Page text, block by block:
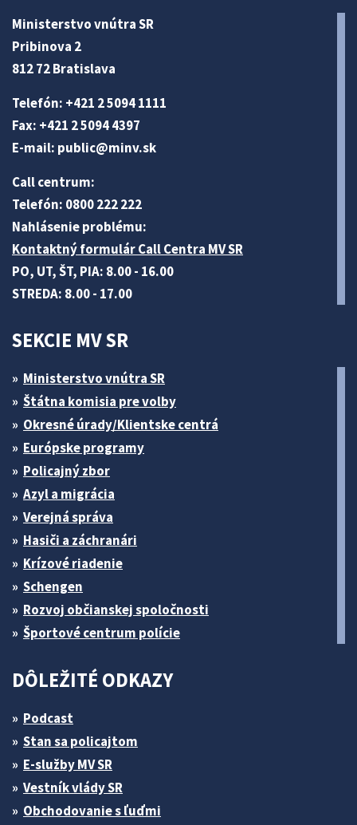
Ministerstvo vnútra SR
Pribinova 2
812 72 Bratislava
Telefón: +421 2 5094 1111
Fax: +421 2 5094 4397
E-mail: public@minv.sk
Call centrum:
Telefón: 0800 222 222
Nahlásenie problému:
Kontaktný formulár Call Centra MV SR
PO, UT, ŠT, PIA: 8.00 - 16.00
STREDA: 8.00 - 17.00
SEKCIE MV SR
Ministerstvo vnútra SR
Štátna komisia pre volby
Okresné úrady/Klientske centrá
Európske programy
Policajný zbor
Azyl a migrácia
Verejná správa
Hasiči a záchranári
Krízové riadenie
Schengen
Rozvoj občianskej spoločnosti
Športové centrum polície
DÔLEŽITÉ ODKAZY
Podcast
Stan sa policajtom
E-služby MV SR
Vestník vlády SR
Obchodovanie s ľuďmi